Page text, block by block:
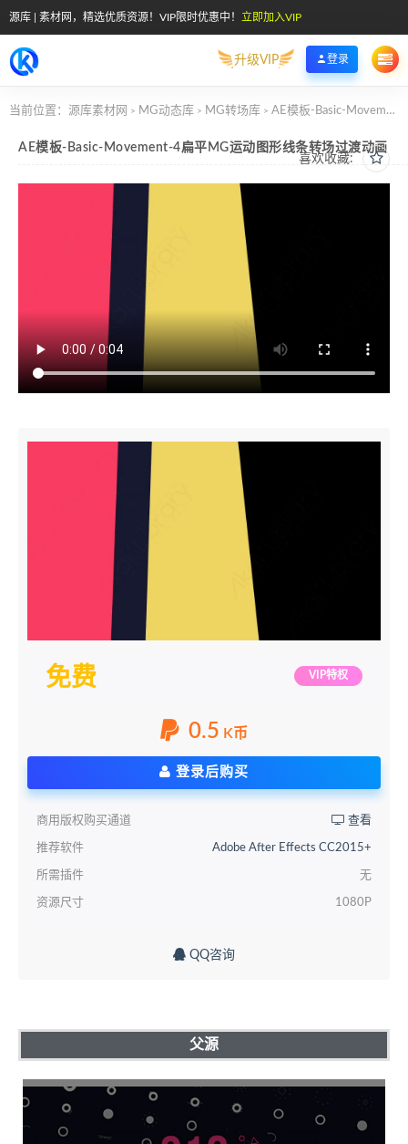
源库 | 素材网，精选优质资源！VIP限时优惠中！ 立即加入VIP
升级VIP 登录
当前位置： 源库素材网 > MG动态库 > MG转场库 > AE模板-Basic-Movement-4扁平MG运动图形线条转场过渡动画
喜欢收藏:
AE模板-Basic-Movement-4扁平MG运动图形线条转场过渡动画
免费 VIP特权
0.5 K币
登录后购买
商用版权购买通道 查看
推荐软件 Adobe After Effects CC2015+
所需插件 无
资源尺寸 1080P
QQ咨询
父源